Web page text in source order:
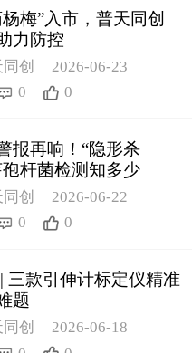
梅”入市，普天同创
力防控
创
2026-06-23
0 0
报再响！“隐形杀
杆菌检测知多少
创
2026-06-22
0 0
三款引伸计标定仪精准
题
创
2026-06-18